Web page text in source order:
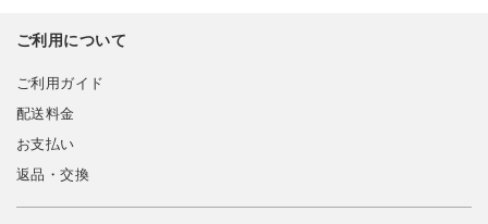
ご利用について
ご利用ガイド
配送料金
お支払い
返品・交換